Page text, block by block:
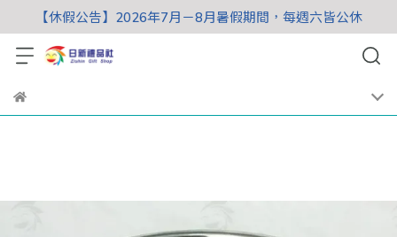
【休假公告】2026年7月－8月暑假期間，每週六皆公休